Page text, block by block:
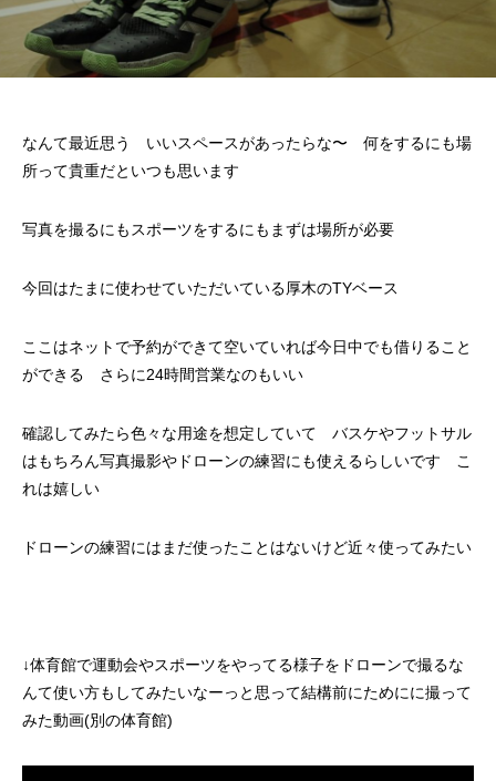
なんて最近思う いいスペースがあったらな〜 何をするにも場
所って貴重だといつも思います
写真を撮るにもスポーツをするにもまずは場所が必要
今回はたまに使わせていただいている厚木のTYベース
ここはネットで予約ができて空いていれば今日中でも借りること
ができる さらに24時間営業なのもいい
確認してみたら色々な用途を想定していて バスケやフットサル
はもちろん写真撮影やドローンの練習にも使えるらしいです こ
れは嬉しい
ドローンの練習にはまだ使ったことはないけど近々使ってみたい
↓体育館で運動会やスポーツをやってる様子をドローンで撮るな
んて使い方もしてみたいなーっと思って結構前にためにに撮って
みた動画(別の体育館)